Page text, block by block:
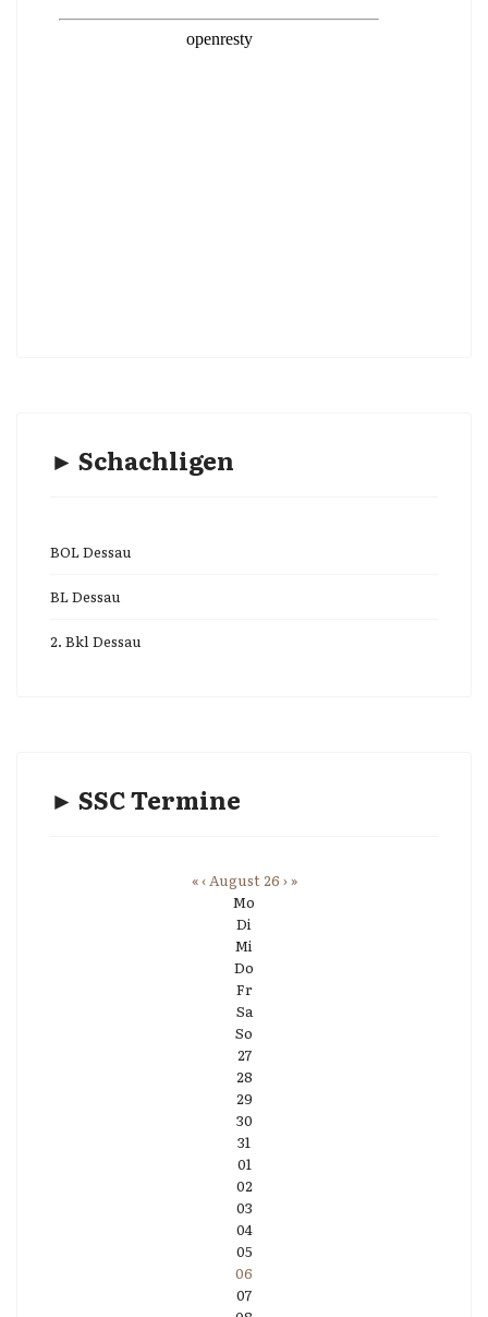
► Schachligen
BOL Dessau
BL Dessau
2. Bkl Dessau
► SSC Termine
«‹August 26 ›»
Mo
Di
Mi
Do
Fr
Sa
So
27
28
29
30
31
01
02
03
04
05
06
07